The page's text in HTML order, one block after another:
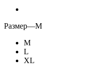
Размер—M
M
L
XL